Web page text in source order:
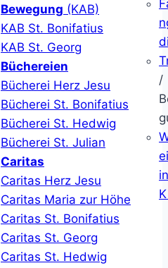
Bewegung (KAB)
KAB St. Bonifatius
KAB St. Georg
Büchereien
Bücherei Herz Jesu
Bücherei St. Bonifatius
Bücherei St. Hedwig
Bücherei St. Julian
Caritas
Caritas Herz Jesu
Caritas Maria zur Höhe
Caritas St. Bonifatius
Caritas St. Georg
Caritas St. Hedwig
/